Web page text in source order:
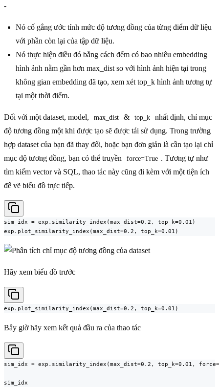
-
Nó cố gắng ước tính mức độ tương đồng của từng điểm dữ liệu
với phần còn lại của tập dữ liệu.
Nó thực hiện điều đó bằng cách đếm có bao nhiêu embedding
hình ảnh nằm gần hơn max_dist so với hình ảnh hiện tại trong
không gian embedding đã tạo, xem xét top_k hình ảnh tương tự
tại một thời điểm.
Đối với một dataset, model, max_dist & top_k
nhất định, chỉ mục
độ tương đồng một khi được tạo sẽ được tái sử dụng. Trong trường
hợp dataset của bạn đã thay đổi, hoặc bạn đơn giản là cần tạo lại chỉ
mục độ tương đồng, bạn có thể truyền
force=True . Tương tự như
tìm kiếm vector và SQL, thao tác này cũng đi kèm với một tiện ích
để vẽ biểu đồ trực tiếp.
sim_idx = exp.similarity_index(max_dist=0.2, top_k=0.01)
exp.plot_similarity_index(max_dist=0.2, top_k=0.01)
Hãy xem biểu đồ trước
exp.plot_similarity_index(max_dist=0.2, top_k=0.01)
Bây giờ hãy xem kết quả đầu ra của thao tác
sim_idx = exp.similarity_index(max_dist=0.2, top_k=0.01,
sim_idx